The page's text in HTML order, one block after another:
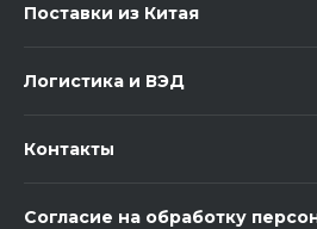
Поставки из Китая
Логистика и ВЭД
Контакты
Согласие на обработку